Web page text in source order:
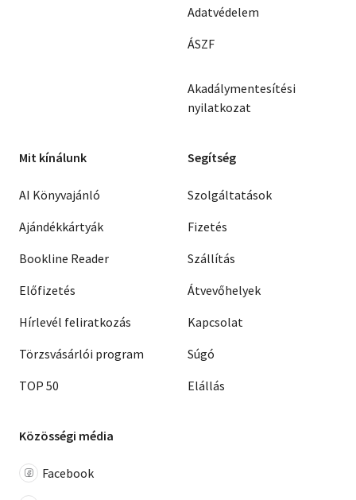
Adatvédelem
ÁSZF
Akadálymentesítési
nyilatkozat
Mit kínálunk
AI Könyvajánló
Ajándékkártyák
Bookline Reader
Előfizetés
Hírlevél feliratkozás
Törzsvásárlói program
TOP 50
Segítség
Szolgáltatások
Fizetés
Szállítás
Átvevőhelyek
Kapcsolat
Súgó
Elállás
Közösségi média
Facebook